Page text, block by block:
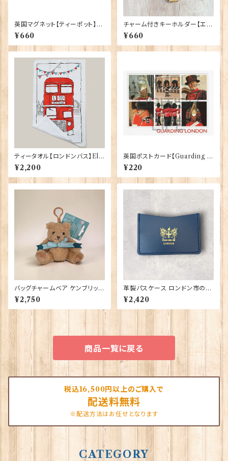
英国マグネット【ティーポット】El
gate Products 90030（7791
9）
¥660
チャーム付きキーホルダー【エリ
ザベスタワー】A&S Gift 9042
4
¥660
ティータオル【ロンドンバス】Elg
ate Products 50001-S（702
71）
¥2,200
英国ポストカード【Guarding L
ondon】Jadges 90339-04
¥220
バッグチャームベア ケンブリッジ
大学 Elgate Products 904
28
¥2,750
革製パスケース ロンドン市の紋
章入り【Navy】R.C.Brady 90
381-Navy
¥2,420
商品一覧に戻る
税込16,500円以上のご購入で
配送料無料
※配送方法はお任せとなります
CATEGORY